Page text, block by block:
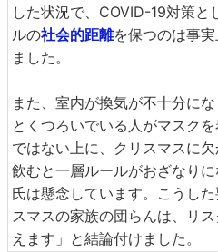
した状況で、COVID-19対策と
ルの社会的距離を保つのは事
ました。
また、室内が換気が不十分に
とくつろいでいる人がマスク
ではない上に、クリスマスに
飲むと一層ルールがおざなり
氏は懸念しています。こうし
スマスの家族の団らんは、リ
えます」と結論付けました。